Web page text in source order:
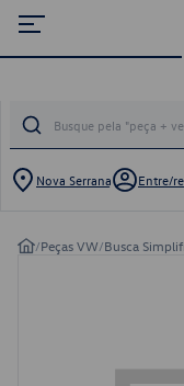
Nova Serrana Entre/
/Peças VW/Busca